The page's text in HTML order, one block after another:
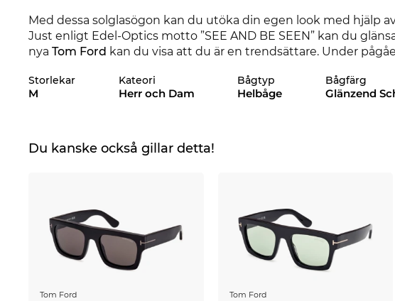
Med dessa solglasögon kan du utöka din egen look med hjälp
Just enligt Edel-Optics motto ”SEE AND BE SEEN” kan du
nya Tom Ford kan du visa att du är en trendsättare. Under
passa bättre till din favoritoutfit? Kolla även in de andra stilarna
sortiment från 2019 och 2020 från Tom Ford.
något som varjekvinnabehöver. Precis som med alla andra
garantera dig tidpunkt för leverans. Genom att välja Edel-
lägsta priset för våra standardpriser är lika med REA-priser.
Storlekar
M
Kateori
Herr och Dam
Bågtyp
Helbåge
Bågfärg
Glänzend
Du kanske också gillar detta!
Tom Ford Tom Ford